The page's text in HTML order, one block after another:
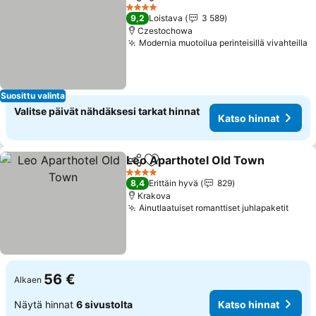
Suosittu valinta
4 Tähtiluokitus
9,2 Loistava
3 589
Czestochowa
Modernia muotoilua perinteisillä vivahteilla
Valitse päivät nähdäksesi tarkat hinnat
Katso hinnat
Jaa Lisää suosikkeihin
Leo Aparthotel Old Town
4 Tähtiluokitus
8,4 Erittäin hyvä
829
Krakova
Ainutlaatuiset romanttiset juhlapaketit
Alkaen 56 €
Näytä hinnat 6 sivustolta Katso hinnat